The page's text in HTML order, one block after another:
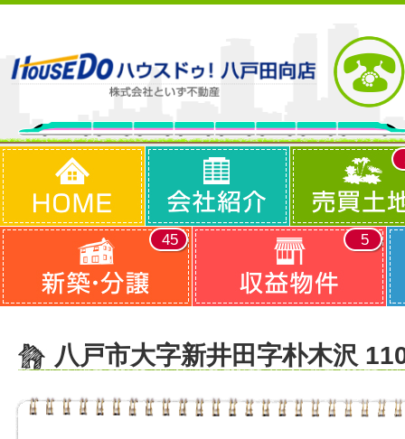
45 5
八戸市大字新井田字朴木沢